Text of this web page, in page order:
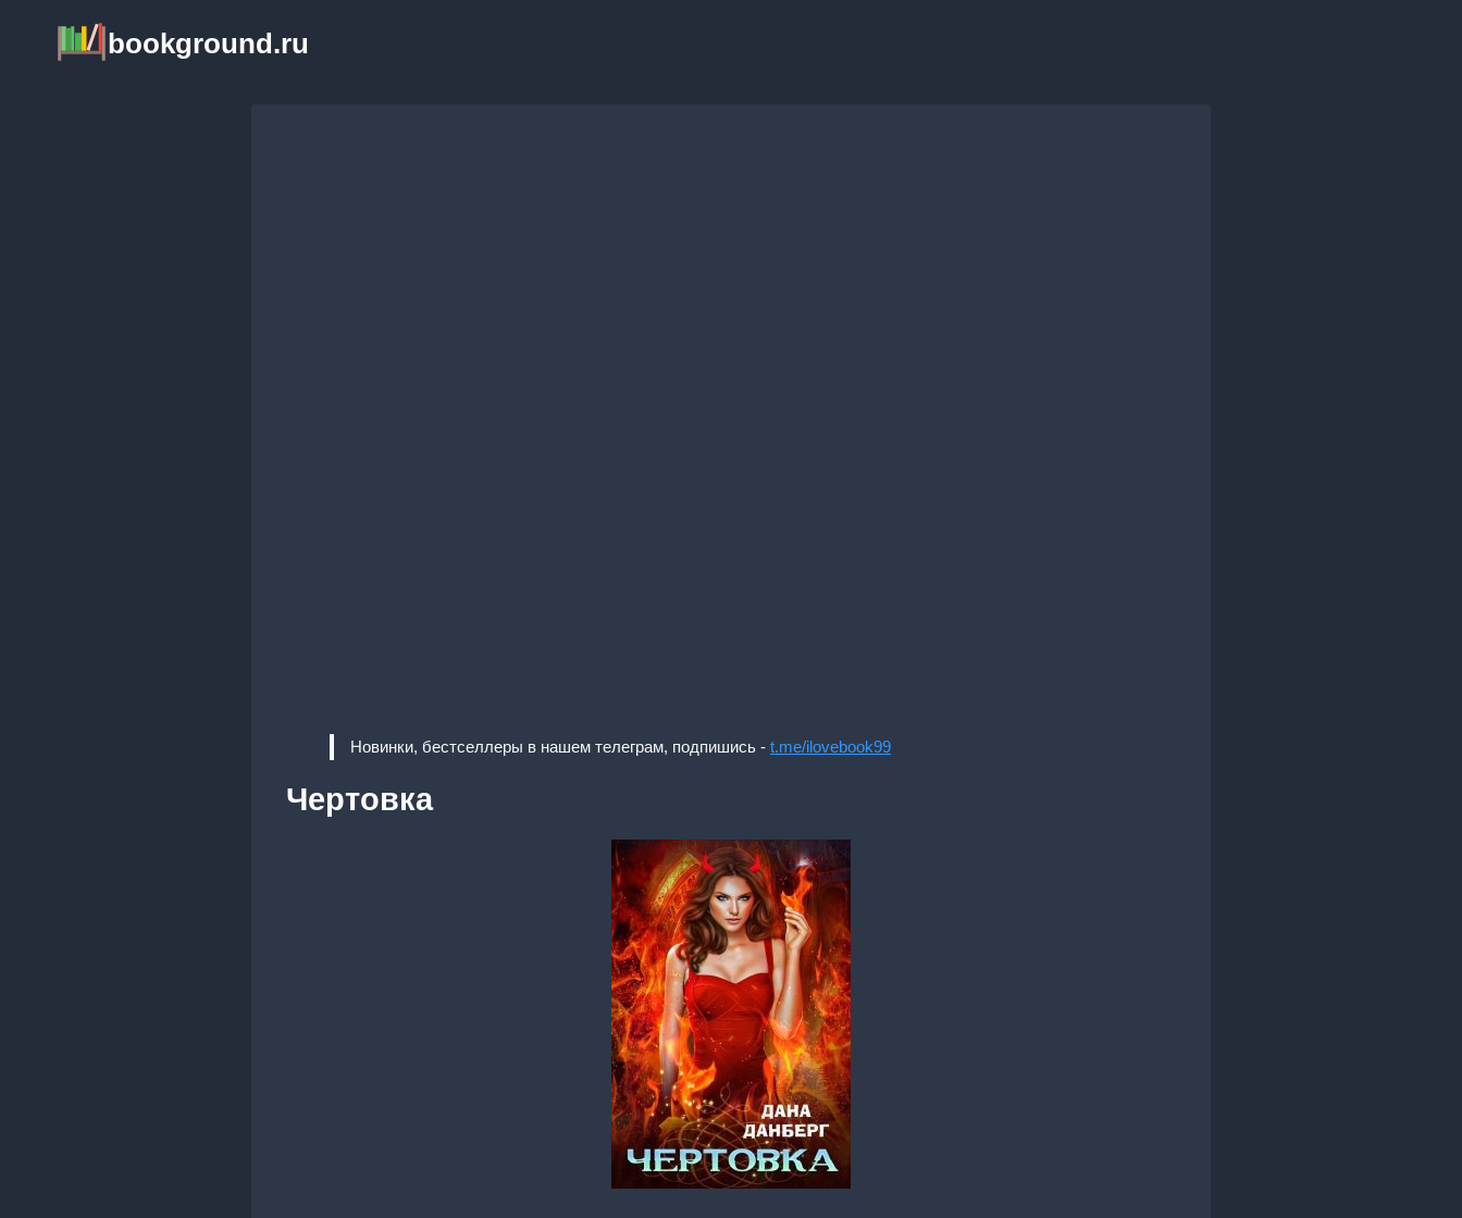
содержимому
bookground.ru
Новинки, бестселлеры в нашем телеграм, подпишись - t.me/ilovebook99
Чертовка